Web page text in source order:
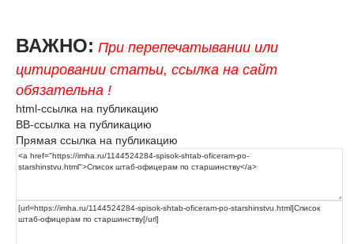
ВАЖНО: При перепечатывании или
цитировании статьи, ссылка на сайт
обязательна !
html-ссылка на публикацию
BB-ссылка на публикацию
Прямая ссылка на публикацию